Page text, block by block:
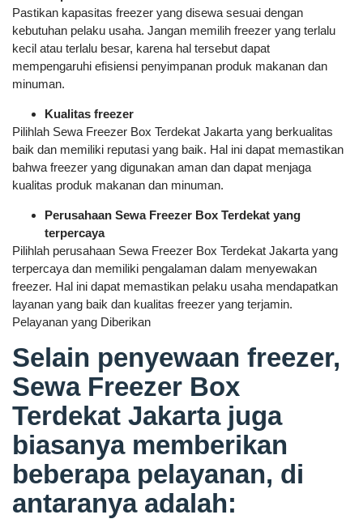
Pastikan kapasitas freezer yang disewa sesuai dengan
kebutuhan pelaku usaha. Jangan memilih freezer yang terlalu
kecil atau terlalu besar, karena hal tersebut dapat
mempengaruhi efisiensi penyimpanan produk makanan dan
minuman.
Kualitas freezer
Pilihlah Sewa Freezer Box Terdekat Jakarta yang berkualitas
baik dan memiliki reputasi yang baik. Hal ini dapat memastikan
bahwa freezer yang digunakan aman dan dapat menjaga
kualitas produk makanan dan minuman.
Perusahaan Sewa Freezer Box Terdekat yang
terpercaya
Pilihlah perusahaan Sewa Freezer Box Terdekat Jakarta yang
terpercaya dan memiliki pengalaman dalam menyewakan
freezer. Hal ini dapat memastikan pelaku usaha mendapatkan
layanan yang baik dan kualitas freezer yang terjamin.
Pelayanan yang Diberikan
Selain penyewaan freezer,
Sewa Freezer Box
Terdekat Jakarta juga
biasanya memberikan
beberapa pelayanan, di
antaranya adalah: